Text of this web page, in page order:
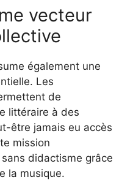
vecteur
également une
Les
de
littéraire à des
être jamais eu accès
mission
didactisme grâce
la musique.